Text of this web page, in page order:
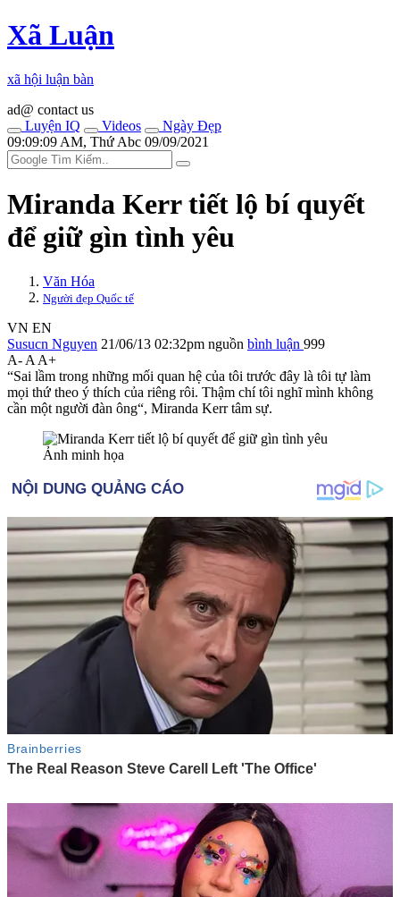
Xã Luận
xã hội luận bàn
ad@ contact us
Luyện IQ
Videos
Ngày Đẹp
09:09:09 AM, Thứ Abc 09/09/2021
Miranda Kerr tiết lộ bí quyết
để giữ gìn tình yêu
Văn Hóa
Người đẹp Quốc tế
VN EN
Susucn Nguyen 21/06/13 02:32pm nguồn bình luận 999
A- A A+
“Sai lầm trong những mối quan hệ của tôi trước đây là tôi tự làm
mọi thứ theo ý thích của riêng rôi. Thậm chí tôi nghĩ mình không
cần một người đàn ông“, Miranda Kerr tâm sự.
Ảnh minh họa